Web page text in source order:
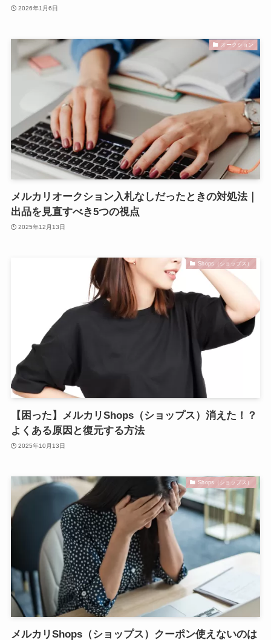
2026年1月6日
オークション
メルカリオークション入札なしだったときの対処法｜
出品を見直すべき5つの視点
2025年12月13日
Shops（ショップス）
【困った】メルカリShops（ショップス）消えた！？
よくある原因と復元する方法
2025年10月13日
Shops（ショップス）
メルカリShops（ショップス）クーポン使えないのは